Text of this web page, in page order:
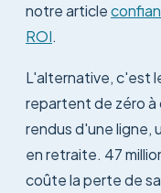
notre article
ROI.
L'alternative, c'est
repartent de zéro
rendus d'une ligne,
en retraite. 47
coûte la perte de